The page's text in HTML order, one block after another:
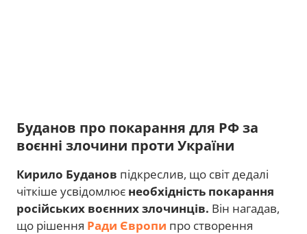
Буданов про покарання для РФ за
воєнні злочини проти України
Кирило Буданов підкреслив, що світ дедалі
чіткіше усвідомлює необхідність покарання
російських воєнних злочинців. Він нагадав,
що рішення Ради Європи про створення